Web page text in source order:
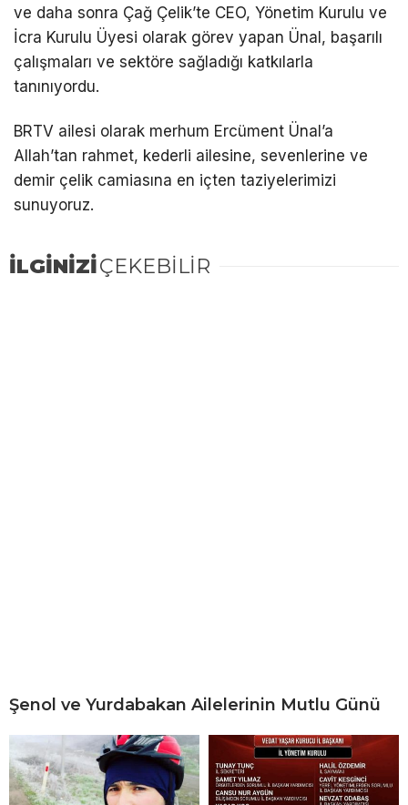
ve daha sonra Çağ Çelik’te CEO, Yönetim Kurulu ve
İcra Kurulu Üyesi olarak görev yapan Ünal, başarılı
çalışmaları ve sektöre sağladığı katkılarla
tanınıyordu.
BRTV ailesi olarak merhum Ercüment Ünal’a
Allah’tan rahmet, kederli ailesine, sevenlerine ve
demir çelik camiasına en içten taziyelerimizi
sunuyoruz.
İLGİNİZİÇEKEBİLİR
Şenol ve Yurdabakan Ailelerinin Mutlu Günü